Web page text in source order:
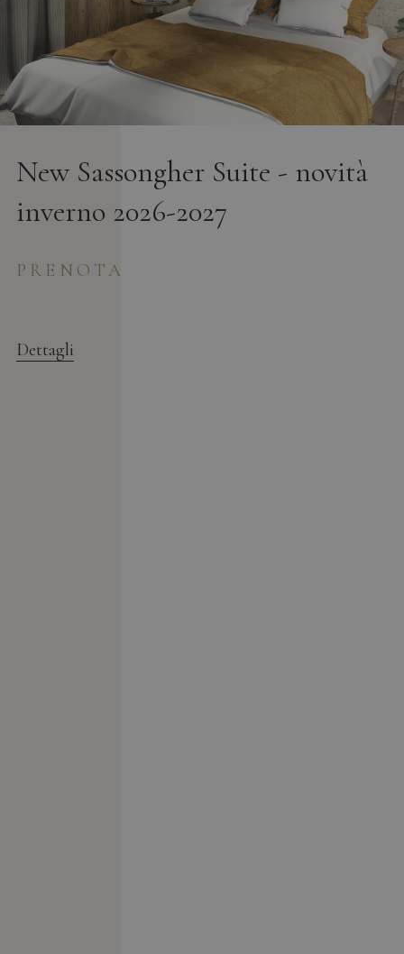
New Sassongher Suite - novità
inverno 2026-2027
PRENOTA
Dettagli